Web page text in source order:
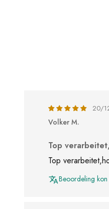
20/
Volker M.
Top
Top
Beoordeling